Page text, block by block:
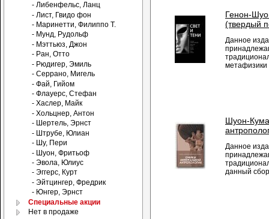
Генон-
(твердый
Данное
метафизики
Шуон-
Данное
данный
- Либенфельс, Ланц
- Лист, Гвидо фон
- Маринетти, Филиппо Т.
- Мунд, Рудольф
- Мэттьюз, Джон
- Ран, Отто
- Рюдигер, Эмиль
- Серрано, Мигель
- Фай, Гийом
- Флауерс, Стефан
- Хаслер, Майк
- Хольцнер, Антон
- Шертель, Эрнст
- Штрубе, Юлиан
- Шу, Пери
- Шуон, Фритьоф
- Эвола, Юлиус
- Эггерс, Курт
- Эйтцингер, Фредрик
- Юнгер, Эрнст
Специальные акции
Нет в продаже